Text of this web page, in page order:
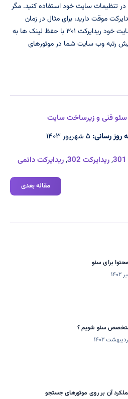
های موقت ۳۰۲ و ۳۰۷ در تنظیمات سایت خود استفاده کنید. مگر
موقت دارید، برای مثال در زمان
تعمیر و نگهداری وب سایت خود ریدایرکت ۳۰۱ با حفظ لینک ها به
رتبه وب سایت شما در موتورهای
سئو فنی و زیرساخت سایت
روز رسانی:
,ریدایرکت 302 ,ریدایرکت دائمی
مقاله بعدی
برای سئو
سئو شویم ؟
آن بر روی موتورهای جستجو